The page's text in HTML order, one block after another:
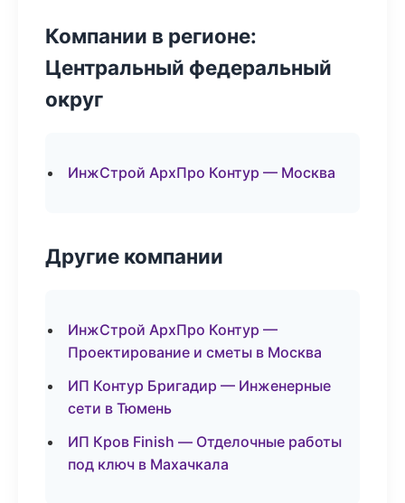
Компании в регионе:
Центральный федеральный
округ
ИнжСтрой АрхПро Контур — Москва
Другие компании
ИнжСтрой АрхПро Контур —
Проектирование и сметы в Москва
ИП Контур Бригадир — Инженерные
сети в Тюмень
ИП Кров Finish — Отделочные работы
под ключ в Махачкала